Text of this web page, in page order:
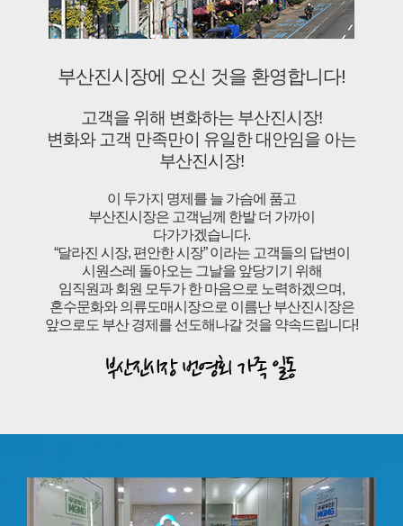
부산진시장에 오신 것을 환영합니다!
고객을 위해 변화하는 부산진시장!
변화와 고객 만족만이 유일한 대안임을 아는
부산진시장!
이 두가지 명제를 늘 가슴에 품고
부산진시장은 고객님께 한발 더 가까이
다가가겠습니다.
“달라진 시장, 편안한 시장” 이라는 고객들의 답변이
시원스레 돌아오는 그날을 앞당기기 위해
임직원과 회원 모두가 한 마음으로 노력하겠으며,
혼수문화와 의류도매시장으로 이름난 부산진시장은
앞으로도 부산 경제를 선도해나갈 것을 약속드립니다!